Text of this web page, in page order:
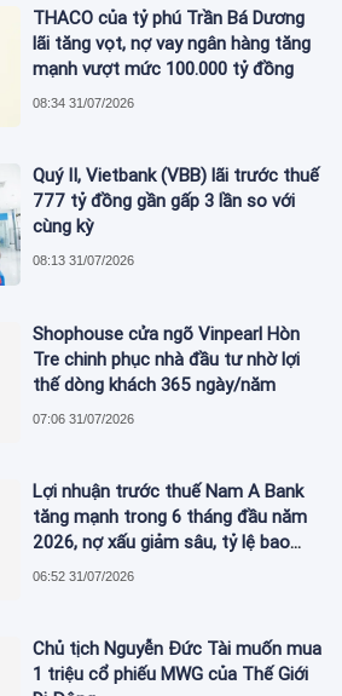
THACO của tỷ phú Trần Bá Dương
lãi tăng vọt, nợ vay ngân hàng tăng
mạnh vượt mức 100.000 tỷ đồng
08:34 31/07/2026
Quý II, Vietbank (VBB) lãi trước thuế
777 tỷ đồng gần gấp 3 lần so với
cùng kỳ
08:13 31/07/2026
Shophouse cửa ngõ Vinpearl Hòn
Tre chinh phục nhà đầu tư nhờ lợi
thế dòng khách 365 ngày/năm
07:06 31/07/2026
Lợi nhuận trước thuế Nam A Bank
tăng mạnh trong 6 tháng đầu năm
2026, nợ xấu giảm sâu, tỷ lệ bao
phủ nợ xấu tăng vượt trội
06:52 31/07/2026
Chủ tịch Nguyễn Đức Tài muốn mua
1 triệu cổ phiếu MWG của Thế Giới